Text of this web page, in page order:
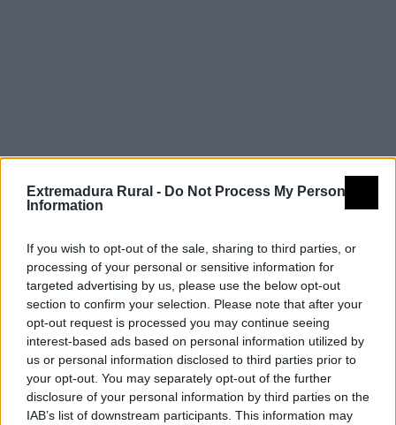
Extremadura Rural - Do Not Process My Personal
Information
If you wish to opt-out of the sale, sharing to third parties, or
processing of your personal or sensitive information for
targeted advertising by us, please use the below opt-out
section to confirm your selection. Please note that after your
opt-out request is processed you may continue seeing
interest-based ads based on personal information utilized by
us or personal information disclosed to third parties prior to
your opt-out. You may separately opt-out of the further
disclosure of your personal information by third parties on the
IAB’s list of downstream participants. This information may